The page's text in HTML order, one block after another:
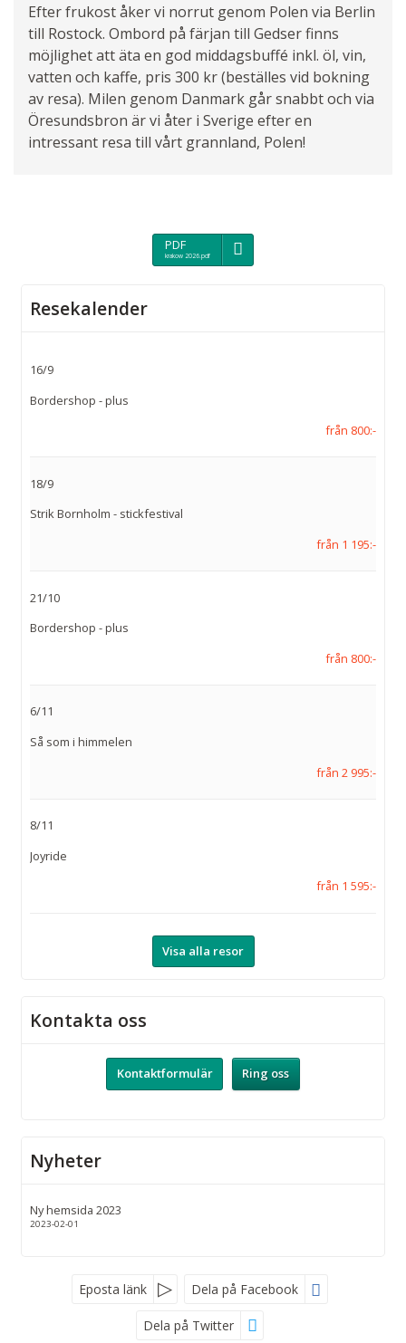
Efter frukost åker vi norrut genom Polen via Berlin
till Rostock. Ombord på färjan till Gedser finns
möjlighet att äta en god middagsbuffé inkl. öl, vin,
vatten och kaffe, pris 300 kr (beställes vid bokning
av resa). Milen genom Danmark går snabbt och via
Öresundsbron är vi åter i Sverige efter en
intressant resa till vårt grannland, Polen!
PDF
krakow 2026.pdf
Resekalender
16/9
Bordershop - plus
från 800:-
18/9
Strik Bornholm - stickfestival
från 1 195:-
21/10
Bordershop - plus
från 800:-
6/11
Så som i himmelen
från 2 995:-
8/11
Joyride
från 1 595:-
Visa alla resor
Kontakta oss
Kontaktformulär Ring oss
Nyheter
Ny hemsida 2023
2023-02-01
Eposta länk Dela på Facebook
Dela på Twitter